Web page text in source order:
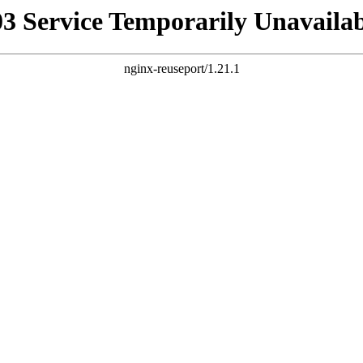
Service Temporarily
nginx-reuseport/1.21.1